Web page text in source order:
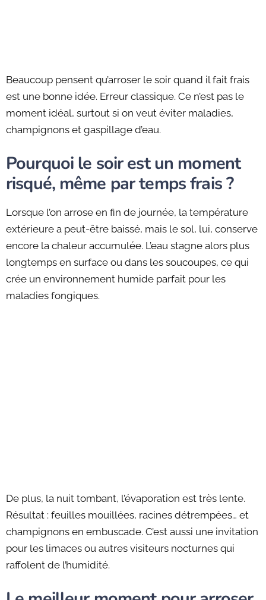
Beaucoup pensent qu’arroser le soir quand il fait frais
est une bonne idée. Erreur classique. Ce n’est pas le
moment idéal, surtout si on veut éviter maladies,
champignons et gaspillage d’eau.
Pourquoi le soir est un moment
risqué, même par temps frais ?
Lorsque l’on arrose en fin de journée, la température
extérieure a peut-être baissé, mais le sol, lui, conserve
encore la chaleur accumulée. L’eau stagne alors plus
longtemps en surface ou dans les soucoupes, ce qui
crée un environnement humide parfait pour les
maladies fongiques.
De plus, la nuit tombant, l’évaporation est très lente.
Résultat : feuilles mouillées, racines détrempées… et
champignons en embuscade. C’est aussi une invitation
pour les limaces ou autres visiteurs nocturnes qui
raffolent de l’humidité.